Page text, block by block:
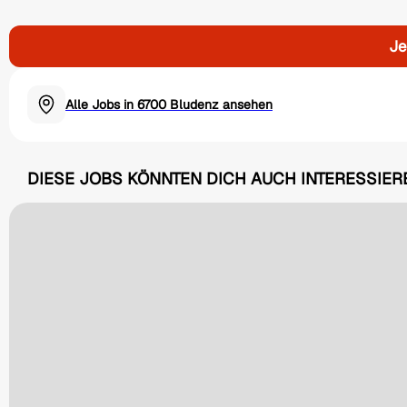
Alle Jobs in 6700 Bludenz ansehen
DIESE JOBS KÖNNTEN DICH AUCH